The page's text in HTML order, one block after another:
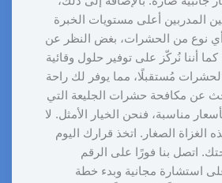
المدربين أعلى مستويات الخبرة
أي نوع من الحشرات، بغض النظر عن
أننا نُركّز على توفير حلول وقائية
مُستقبلًا، مما يوفر لك راحة
عن مكافحة حشرات الجليعة التي
مناسبة، فنحن الخيار الأمثل. لا
الغزاة الصغار. اتخذ قرارك اليوم
اتصل بنا فورًا على الرقم
على استشارة مجانية وبدء خطة